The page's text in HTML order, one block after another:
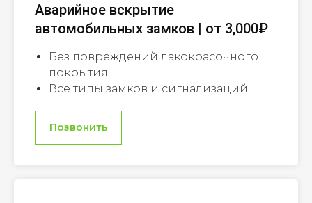
Аварийное вскрытие
автомобильных замков | от 3,000₽
Без повреждений лакокрасочного
покрытия
Все типы замков и сигнализаций
Позвонить